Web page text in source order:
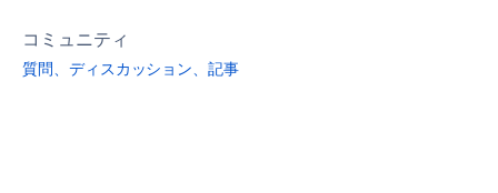
コミュニティ
質問、ディスカッション、記事